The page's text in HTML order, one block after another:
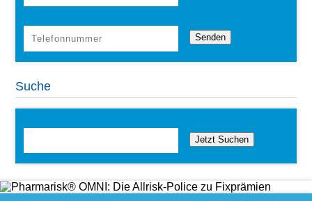
Suche
Jetzt Suchen